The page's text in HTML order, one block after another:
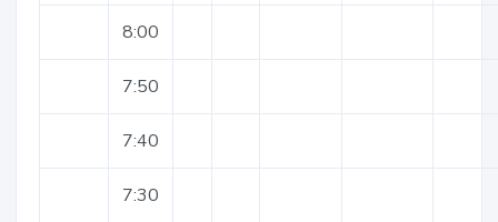
8:00
7:50
7:40
7:30